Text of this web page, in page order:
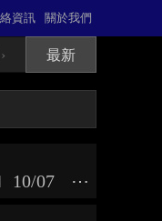
關於我們
資訊
最新
⋯
10/07